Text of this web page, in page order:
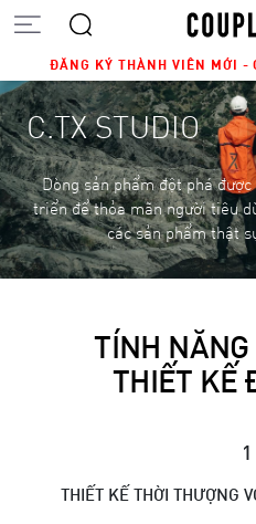
ĐĂNG KÝ THÀNH VIÊN MỚI -
C.TX STUDIO
Dòng sản phẩm đột phá
triển để thỏa mãn người tiêu
các sản phẩm thật
TÍNH
THIẾT KẾ
1
THIẾT KẾ THỜI THƯỢNG